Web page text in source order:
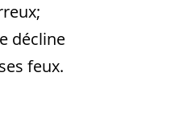
décline
feux.